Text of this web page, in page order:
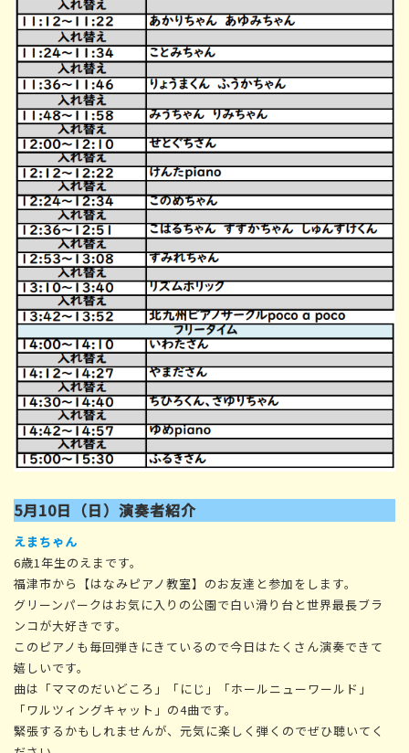
5月10日（日）演奏者紹介
えまちゃん
6歳1年生のえまです。
福津市から【はなみピアノ教室】のお友達と参加をします。
グリーンパークはお気に入りの公園で白い滑り台と世界最長ブラ
ンコが大好きです。
このピアノも毎回弾きにきているので今日はたくさん演奏できて
嬉しいです。
曲は「ママのだいどころ」「にじ」「ホールニューワールド」
「ワルツィングキャット」の4曲です。
緊張するかもしれませんが、元気に楽しく弾くのでぜひ聴いてく